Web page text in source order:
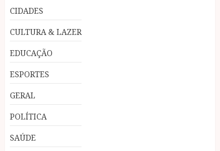
CIDADES
CULTURA & LAZER
EDUCAÇÃO
ESPORTES
GERAL
POLÍTICA
SAÚDE